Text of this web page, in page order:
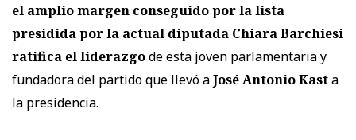
el amplio margen conseguido por la lista
presidida por la actual diputada Chiara Barchiesi
ratifica el liderazgode esta joven parlamentaria y
fundadora del partido que llevó aJosé Antonio Kasta
la presidencia.